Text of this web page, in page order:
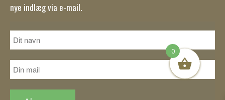
nye indlæg via e-mail.
0